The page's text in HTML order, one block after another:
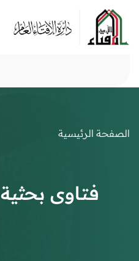
الصفحة الرئيسية
فتاوى بحثية